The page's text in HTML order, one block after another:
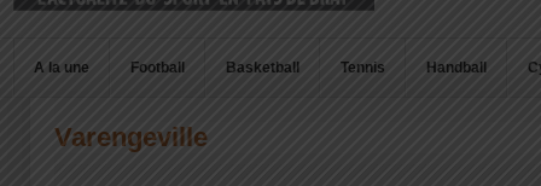
A la une Football Basketball Tennis Handball
Varengeville